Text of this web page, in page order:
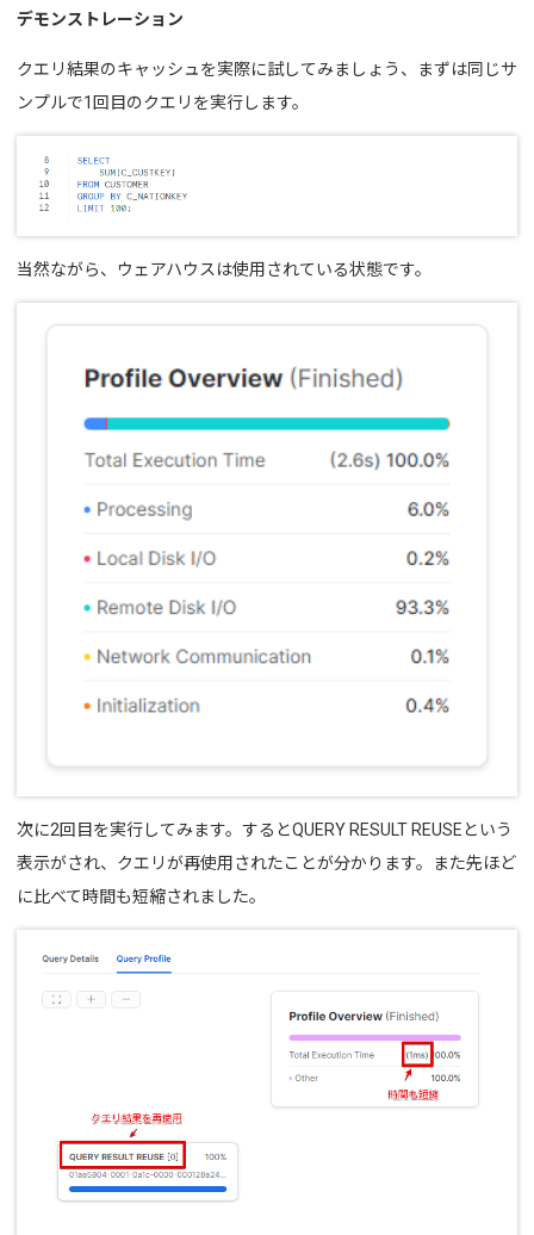
デモンストレーション
クエリ結果のキャッシュを実際に試してみましょう、まずは同じサ
ンプルで1回目のクエリを実行します。
当然ながら、ウェアハウスは使用されている状態です。
次に2回目を実行してみます。するとQUERY RESULT REUSEという
表示がされ、クエリが再使用されたことが分かります。また先ほど
に比べて時間も短縮されました。